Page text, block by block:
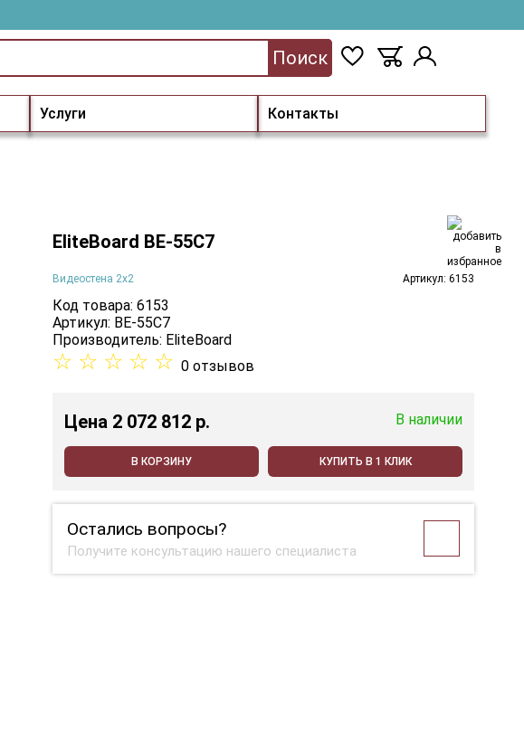
Услуги Контакты
Поиск
EliteBoard BE-55C7
Видеостена 2x2 Артикул: 6153
Код товара: 6153
Артикул: BE-55C7
Производитель: EliteBoard
☆ ☆ ☆ ☆ ☆ 0 отзывов
Цена 2 072 812 p. В наличии
В КОРЗИНУ КУПИТЬ В 1 КЛИК
Остались вопросы?
Получите консультацию нашего специалиста